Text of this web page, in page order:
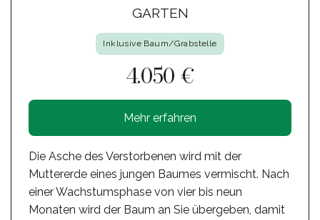
GARTEN
Inklusive Baum/Grabstelle
4.050 €
Mehr erfahren
Die Asche des Verstorbenen wird mit der
Muttererde eines jungen Baumes vermischt. Nach
einer Wachstumsphase von vier bis neun
Monaten wird der Baum an Sie übergeben, damit